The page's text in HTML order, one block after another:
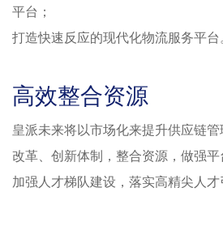
平台；
打造快速反应的现代化物流服务平台。
高效整合资源
皇派未来将以市场化来提升供应链管
改革、创新体制，整合资源，做强平
加强人才梯队建设，落实高精尖人才